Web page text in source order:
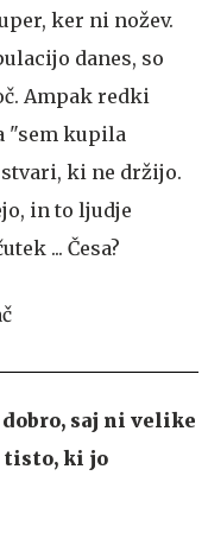
ker ni nožev.
danes, so
Ampak redki
"sem kupila
ki ne držijo.
in to ljudje
... Česa?
saj ni velike
tisto, ki jo